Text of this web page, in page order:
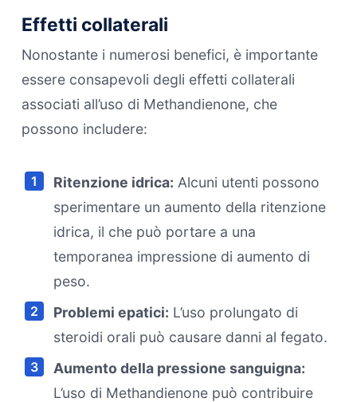
Effetti collaterali
Nonostante i numerosi benefici, è importante
essere consapevoli degli effetti collaterali
associati all’uso di Methandienone, che
possono includere:
Ritenzione idrica: Alcuni utenti possono
sperimentare un aumento della ritenzione
idrica, il che può portare a una
temporanea impressione di aumento di
peso.
Problemi epatici: L’uso prolungato di
steroidi orali può causare danni al fegato.
Aumento della pressione sanguigna:
L’uso di Methandienone può contribuire